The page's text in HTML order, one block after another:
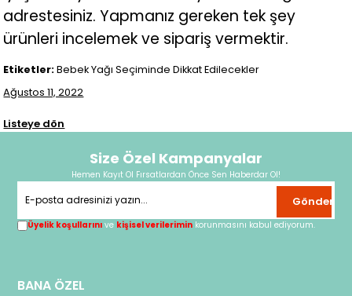
adrestesiniz. Yapmanız gereken tek şey
ürünleri incelemek ve sipariş vermektir.
Etiketler:Bebek Yağı Seçiminde Dikkat Edilecekler
Ağustos 11, 2022
Listeye dön
Size Özel Kampanyalar
Hemen Kayıt Ol Fırsatlardan Önce Sen Haberdar Ol!
Gönder
Üyelik koşullarını ve kişisel verilerimin korunmasını kabul ediyorum.
BANA ÖZEL